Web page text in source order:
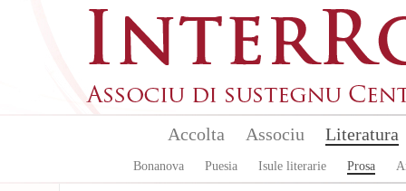
Accolta Associu Literatura
Bonanova Puesia Isule literarie Prosa